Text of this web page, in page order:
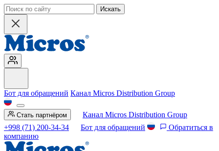
Искать
Бот для обращений Канал Micros Distribution Group
Стать партнёром
Канал Micros Distribution Group
+998 (71) 200-34-34
Бот для обращений
Обратиться в
компанию